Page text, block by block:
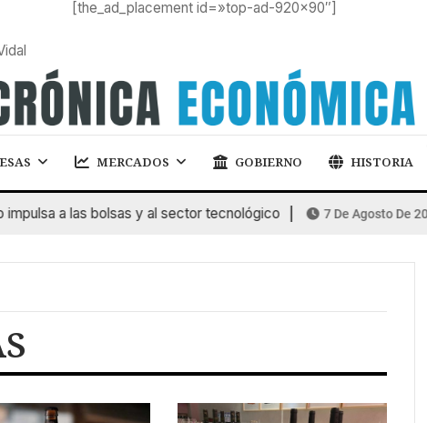
[the_ad_placement id=»top-ad-920×90″]
MERCADOS GOBIERNO HISTORIA
a las bolsas y al sector tecnológico 7 De Agosto De 2026